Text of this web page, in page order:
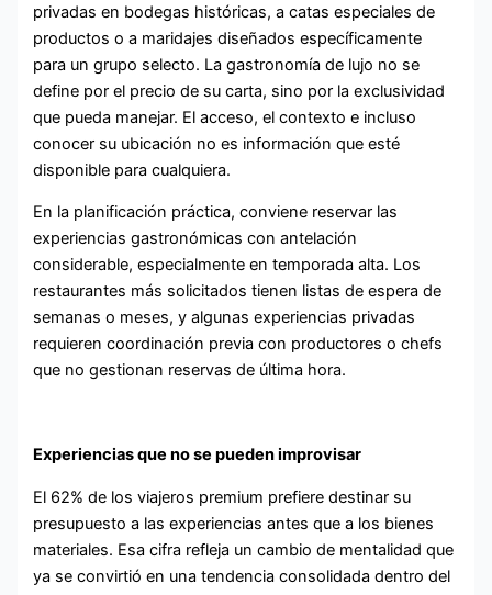
privadas en bodegas históricas, a catas especiales de
productos o a maridajes diseñados específicamente
para un grupo selecto. La gastronomía de lujo no se
define por el precio de su carta, sino por la exclusividad
que pueda manejar. El acceso, el contexto e incluso
conocer su ubicación no es información que esté
disponible para cualquiera.
En la planificación práctica, conviene reservar las
experiencias gastronómicas con antelación
considerable, especialmente en temporada alta. Los
restaurantes más solicitados tienen listas de espera de
semanas o meses, y algunas experiencias privadas
requieren coordinación previa con productores o chefs
que no gestionan reservas de última hora.
Experiencias que no se pueden improvisar
El 62% de los viajeros premium prefiere destinar su
presupuesto a las experiencias antes que a los bienes
materiales. Esa cifra refleja un cambio de mentalidad que
ya se convirtió en una tendencia consolidada dentro del